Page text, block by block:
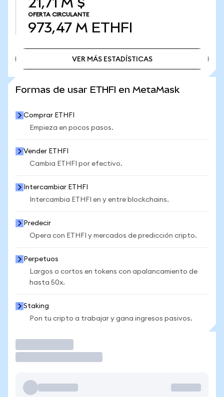
OFERTA CIRCULANTE
973,47 M ETHFI
VER MÁS ESTADÍSTICAS
Formas de usar ETHFI en MetaMask
Comprar ETHFI
Empieza en pocos pasos.
Vender ETHFI
Cambia ETHFI por efectivo.
Intercambiar ETHFI
Intercambia ETHFI en y entre blockchains.
Predecir
Opera con ETHFI y mercados de predicción cripto.
Perpetuos
Largos o cortos en tokens con apalancamiento de
hasta 50x.
Staking
Pon tu cripto a trabajar y gana ingresos pasivos.